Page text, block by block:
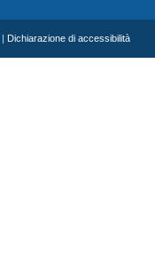
Dichiarazione di accessibilità